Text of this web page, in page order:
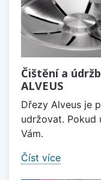
Čištění a
ALVEUS
Dřezy Alveus je
udržovat. Pokud
Vám.
Číst více